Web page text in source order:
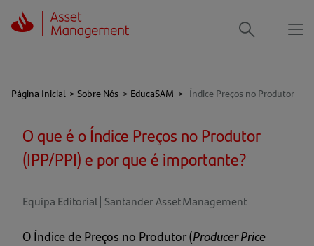
Página Inicial > Sobre Nós > EducaSAM > Índice Preços no Produtor
O que é o Índice Preços no Produtor
(IPP/PPI) e por que é importante?
Equipa Editorial | Santander Asset Management
O Índice de Preços no Produtor (Producer Price